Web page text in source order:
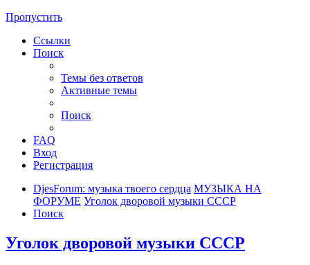
Пропустить
Ссылки
Поиск
Темы без ответов
Активные темы
Поиск
FAQ
Вход
Регистрация
DjesForum: музыка твоего сердца МУЗЫКА НА
ФОРУМЕ Уголок дворовой музыки СССР
Поиск
Уголок дворовой музыки СССР